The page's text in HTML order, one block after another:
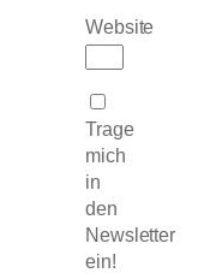
Website
Trage
mich
in
den
Newsletter
ein!